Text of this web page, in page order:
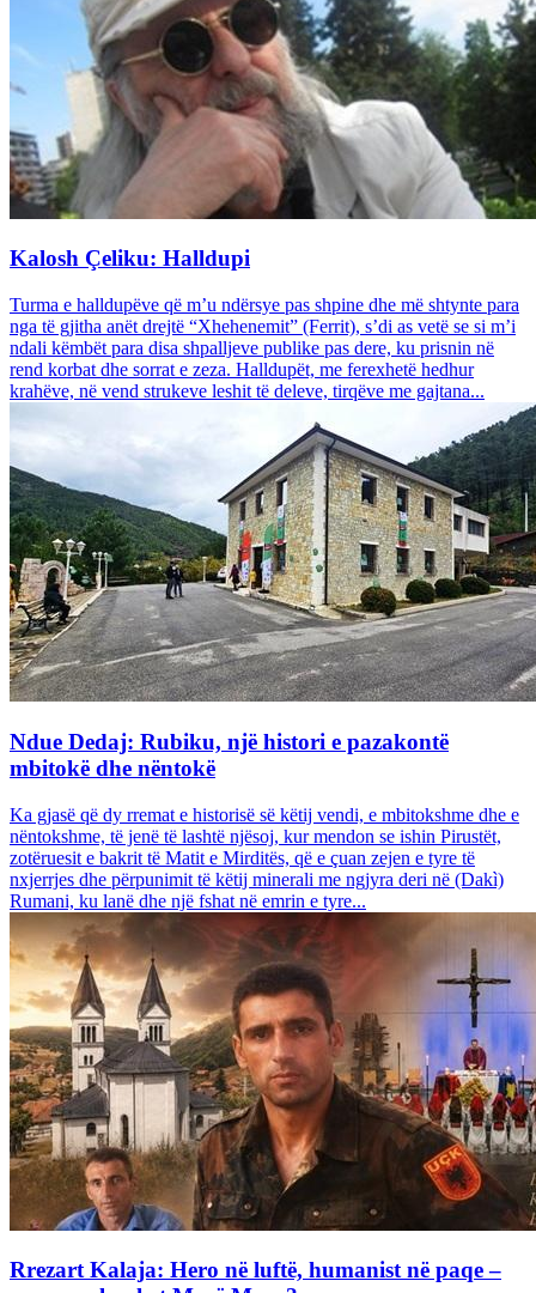
Kalosh Çeliku: Halldupi
Turma e halldupëve që m’u ndërsye pas shpine dhe më shtynte para
nga të gjitha anët drejtë “Xhehenemit” (Ferrit), s’di as vetë se si m’i
ndali këmbët para disa shpalljeve publike pas dere, ku prisnin në
rend korbat dhe sorrat e zeza. Halldupët, me ferexhetë hedhur
krahëve, në vend strukeve leshit të deleve, tirqëve me gajtana...
Ndue Dedaj: Rubiku, një histori e pazakontë
mbitokë dhe nëntokë
Ka gjasë që dy rremat e historisë së këtij vendi, e mbitokshme dhe e
nëntokshme, të jenë të lashtë njësoj, kur mendon se ishin Pirustët,
zotëruesit e bakrit të Matit e Mirditës, që e çuan zejen e tyre të
nxjerrjes dhe përpunimit të këtij minerali me ngjyra deri në (Dakì)
Rumani, ku lanë dhe një fshat në emrin e tyre...
Rrezart Kalaja: Hero në luftë, humanist në paqe –